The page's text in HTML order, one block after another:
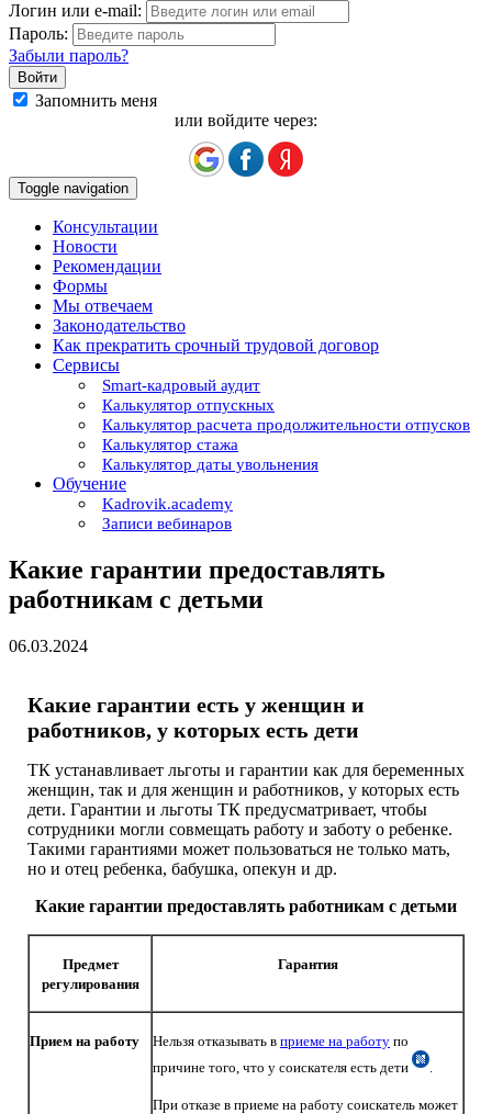
Логин или e-mail:
Пароль:
Забыли пароль?
Запомнить меня
или войдите через:
Toggle navigation
Консультации
Новости
Рекомендации
Формы
Мы отвечаем
Законодательство
Как прекратить срочный трудовой договор
Сервисы
Smart-кадровый аудит
Калькулятор отпускных
Калькулятор расчета продолжительности отпусков
Калькулятор стажа
Калькулятор даты увольнения
Обучение
Kadrovik.academy
Записи вебинаров
Какие гарантии предоставлять
работникам с детьми
06.03.2024
Какие гарантии есть у женщин и
работников, у которых есть дети
ТК устанавливает льготы и гарантии как для беременных
женщин, так и для женщин и работников, у которых есть
дети. Гарантии и льготы ТК предусматривает, чтобы
сотрудники могли совмещать работу и заботу о ребенке.
Такими гарантиями может пользоваться не только мать,
но и отец ребенка, бабушка, опекун и др.
Какие гарантии предоставлять работникам с детьми
Предмет
регулирования
Гарантия
Прием на работу Нельзя отказывать в приеме на работу по
причине того, что у соискателя есть дети
При отказе в приеме на работу соискатель может